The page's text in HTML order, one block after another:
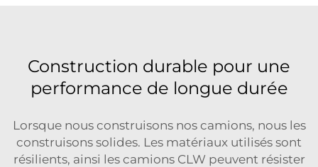
Construction durable pour une
performance de longue durée
Lorsque nous construisons nos camions, nous les
construisons solides. Les matériaux utilisés sont
résilients, ainsi les camions CLW peuvent résister